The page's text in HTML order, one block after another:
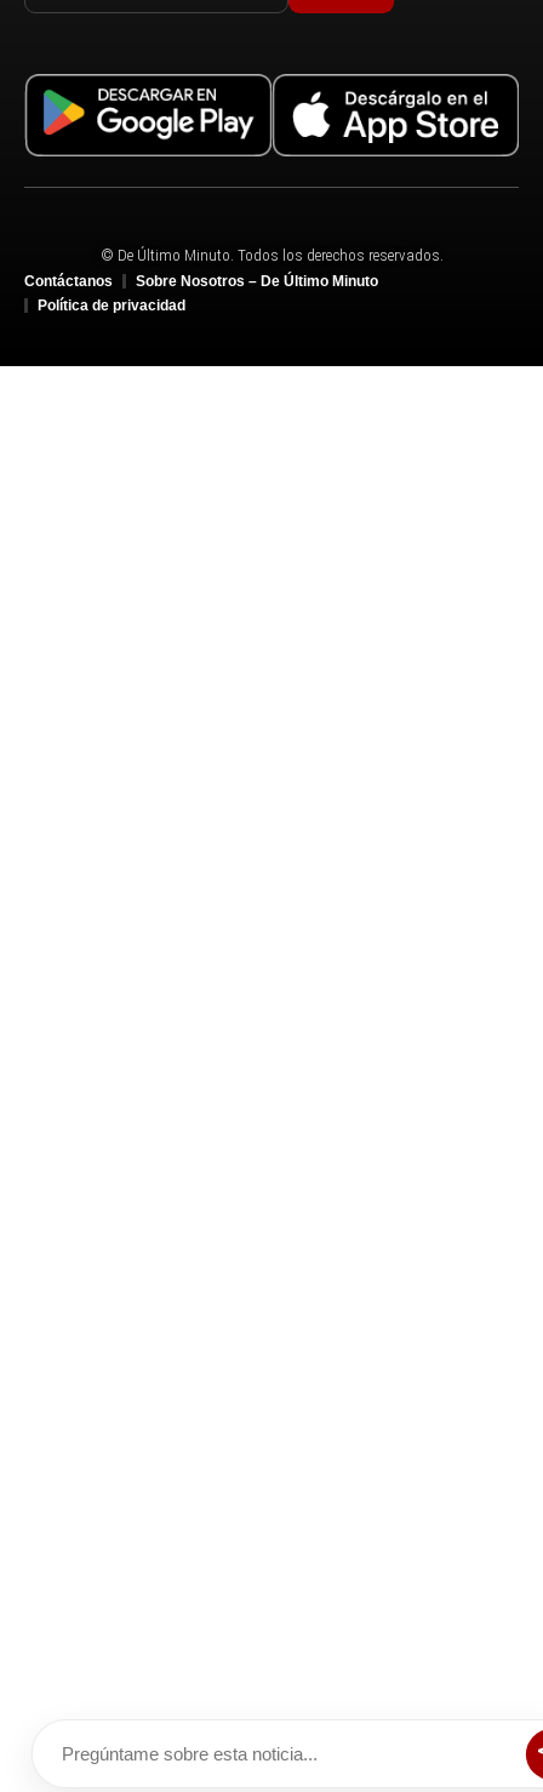
© De Último Minuto. Todos los derechos reservados.
Contáctanos
Sobre Nosotros – De Último Minuto
Política de privacidad